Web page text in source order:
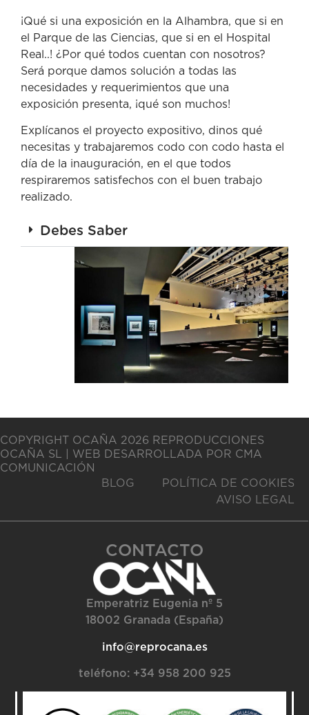
¡Qué si una exposición en la Alhambra, que si en
el Parque de las Ciencias, que si en el Hospital
Real..! ¿Por qué todos cuentan con nosotros?
Será porque damos solución a todas las
necesidades y requerimientos que una
exposición presenta, ¡qué son muchos!
Explícanos el proyecto expositivo, dinos qué
necesitas y trabajaremos codo con codo hasta el
día de la inauguración, en el que todos
respiraremos satisfechos con el buen trabajo
realizado.
Debes Saber
COPYRIGHT OCAÑA 2026 REPRODUCCIONES
OCAÑA SL | WEB DESARROLLADA POR CMA
COMUNICACIÓN
BLOG
POLÍTICA DE COOKIES
AVISO LEGAL
CONTACTO
Emperatriz Eugenia nº 5
18002 Granada (España)
info@reprocana.es
teléfono: +34 958 200 925